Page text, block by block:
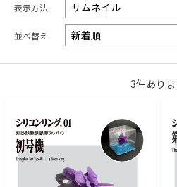
表示方法
並べ替え
3件あり